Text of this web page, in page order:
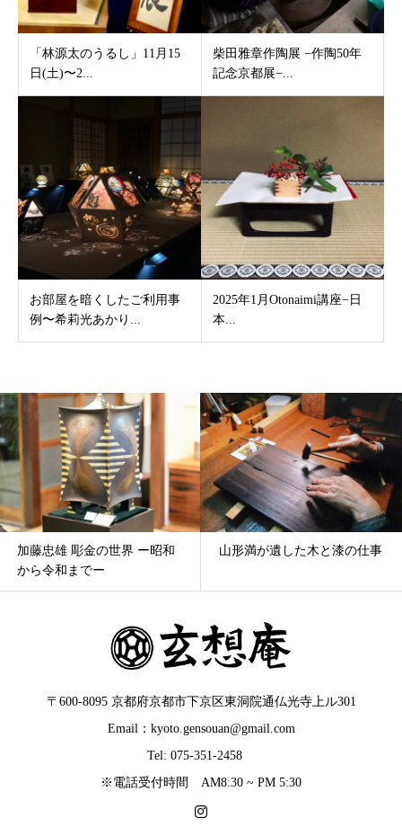
「林源太のうるし」11月15
日(土)〜2...
柴田雅章作陶展 −作陶50年
記念京都展−...
お部屋を暗くしたご利用事
例〜希莉光あかり...
2025年1月Otonaimi講座−日
本...
加藤忠雄 彫金の世界 ー昭和
から令和までー
山形満が遺した木と漆の仕事
〒600-8095 京都府京都市下京区東洞院通仏光寺上ル301
Email：kyoto.gensouan@gmail.com
Tel: 075-351-2458
※電話受付時間 AM8:30 ~ PM 5:30